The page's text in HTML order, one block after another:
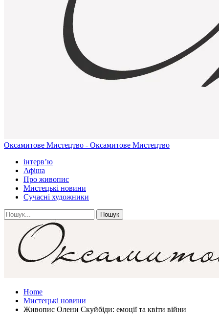
Оксамитове Мистецтво - Оксамитове Мистецтво
інтерв’ю
Афіша
Про живопис
Мистецькі новини
Сучасні художники
Home
Мистецькі новини
Живопис Олени Скуйбіди: емоції та квіти війни